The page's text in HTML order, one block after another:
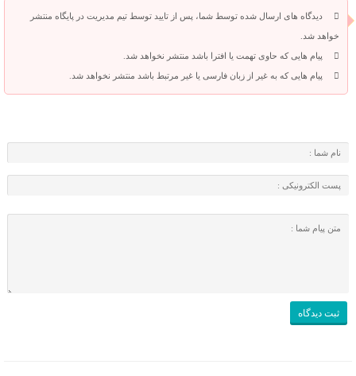
دیدگاه های ارسال شده توسط شما، پس از تایید توسط تیم مدیریت در پایگاه منتشر
خواهد شد.
پیام هایی که حاوی تهمت یا افترا باشد منتشر نخواهد شد.
پیام هایی که به غیر از زبان فارسی یا غیر مرتبط باشد منتشر نخواهد شد.